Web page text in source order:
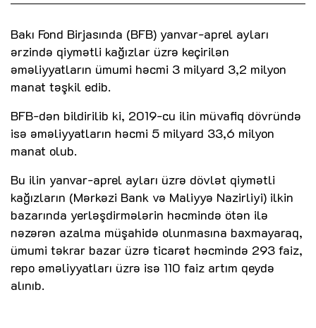
Bakı Fond Birjasında (BFB) yanvar-aprel ayları
ərzində qiymətli kağızlar üzrə keçirilən
əməliyyatların ümumi həcmi 3 milyard 3,2 milyon
manat təşkil edib.
BFB-dən bildirilib ki, 2019-cu ilin müvafiq dövründə
isə əməliyyatların həcmi 5 milyard 33,6 milyon
manat olub.
Bu ilin yanvar-aprel ayları üzrə dövlət qiymətli
kağızların (Mərkəzi Bank və Maliyyə Nazirliyi) ilkin
bazarında yerləşdirmələrin həcmində ötən ilə
nəzərən azalma müşahidə olunmasına baxmayaraq,
ümumi təkrar bazar üzrə ticarət həcmində 293 faiz,
repo əməliyyatları üzrə isə 110 faiz artım qeydə
alınıb.